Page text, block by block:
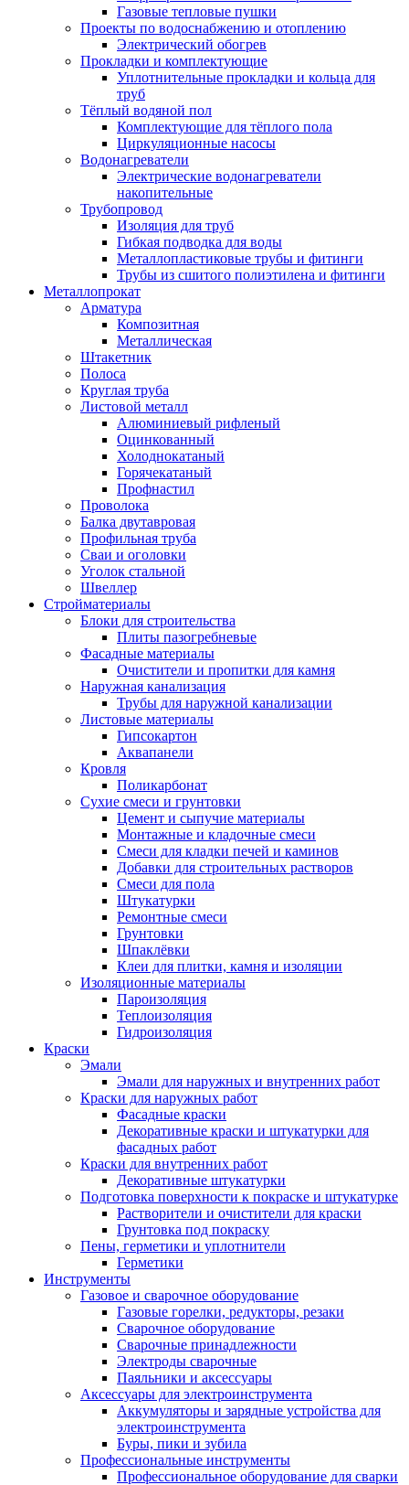
Газовые тепловые пушки
Проекты по водоснабжению и отоплению
Электрический обогрев
Прокладки и комплектующие
Уплотнительные прокладки и кольца для
труб
Тёплый водяной пол
Комплектующие для тёплого пола
Циркуляционные насосы
Водонагреватели
Электрические водонагреватели
накопительные
Трубопровод
Изоляция для труб
Гибкая подводка для воды
Металлопластиковые трубы и фитинги
Трубы из сшитого полиэтилена и фитинги
Металлопрокат
Арматура
Композитная
Металлическая
Штакетник
Полоса
Круглая труба
Листовой металл
Алюминиевый рифленый
Оцинкованный
Холоднокатаный
Горячекатаный
Профнастил
Проволока
Балка двутавровая
Профильная труба
Сваи и оголовки
Уголок стальной
Швеллер
Стройматериалы
Блоки для строительства
Плиты пазогребневые
Фасадные материалы
Очистители и пропитки для камня
Наружная канализация
Трубы для наружной канализации
Листовые материалы
Гипсокартон
Аквапанели
Кровля
Поликарбонат
Сухие смеси и грунтовки
Цемент и сыпучие материалы
Монтажные и кладочные смеси
Смеси для кладки печей и каминов
Добавки для строительных растворов
Смеси для пола
Штукатурки
Ремонтные смеси
Грунтовки
Шпаклёвки
Клеи для плитки, камня и изоляции
Изоляционные материалы
Пароизоляция
Теплоизоляция
Гидроизоляция
Краски
Эмали
Эмали для наружных и внутренних работ
Краски для наружных работ
Фасадные краски
Декоративные краски и штукатурки для
фасадных работ
Краски для внутренних работ
Декоративные штукатурки
Подготовка поверхности к покраске и штукатурке
Растворители и очистители для краски
Грунтовка под покраску
Пены, герметики и уплотнители
Герметики
Инструменты
Газовое и сварочное оборудование
Газовые горелки, редукторы, резаки
Сварочное оборудование
Сварочные принадлежности
Электроды сварочные
Паяльники и аксессуары
Аксессуары для электроинструмента
Аккумуляторы и зарядные устройства для
электроинструмента
Буры, пики и зубила
Профессиональные инструменты
Профессиональное оборудование для сварки